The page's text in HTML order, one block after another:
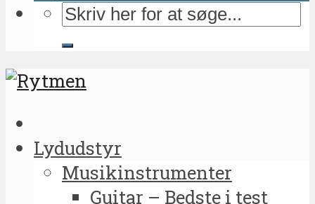
Lydudstyr
Musikinstrumenter
Guitar – Bedste i test